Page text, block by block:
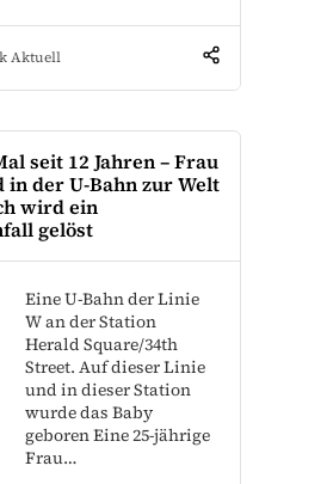
Aktuell
seit 12 Jahren – Frau
der U-Bahn zur Welt
wird ein
gelöst
Eine U-Bahn der Linie
W an der Station
Herald Square/34th
Street. Auf dieser Linie
und in dieser Station
wurde das Baby
geboren Eine 25-jährige
Frau…